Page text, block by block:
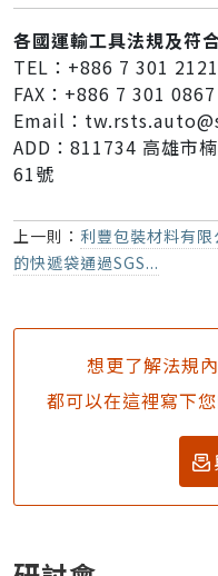
各國運輸工具法規及符
TEL：+886 7 301
FAX：+886 7 301 0867
Email：
ADD：811734 高雄市
61號
上一則： 利豐包裝材料有限
的快遞袋通過SGS...
想更了解法規
都可以在這裡寫下